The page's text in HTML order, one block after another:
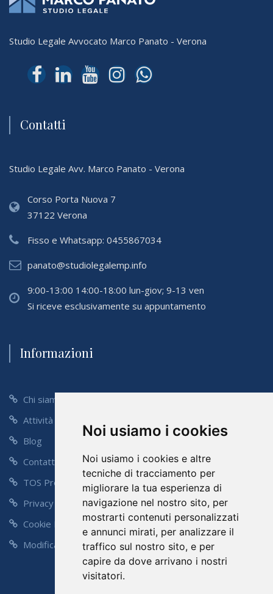
Noi usiamo i cookies
Noi usiamo i cookies e altre
tecniche di tracciamento per
migliorare la tua esperienza di
navigazione nel nostro sito, per
mostrarti contenuti personalizzati
e annunci mirati, per analizzare il
traffico sul nostro sito, e per
capire da dove arrivano i nostri
visitatori.
Studio Legale Avvocato Marco Panato - Verona
Contatti
Studio Legale Avv. Marco Panato - Verona
Corso Porta Nuova 7
37122 Verona
Fisso e Whatsapp: 0455867034
panato@studiolegalemp.info
9:00-13:00 14:00-18:00 lun-giov; 9-13 ven
Si riceve esclusivamente su appuntamento
Informazioni
Chi siamo
Attività
Blog
Contatti
TOS Preventivo
Privacy Policy
Cookie Policy
Modifica Preferenze